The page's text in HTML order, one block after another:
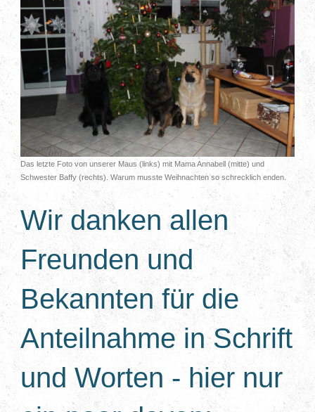
Das letzte Foto von unserer Maus (links) mit Mama Annabell (mitte) und
Schwester Baffy (rechts). Warum musste Weihnachten so schrecklich enden.
Wir danken allen
Freunden und
Bekannten für die
Anteilnahme in Schrift
und Worten - hier nur